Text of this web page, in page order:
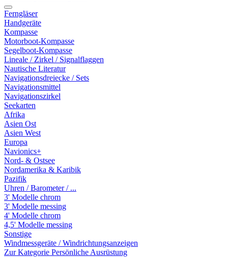
Ferngläser
Handgeräte
Kompasse
Motorboot-Kompasse
Segelboot-Kompasse
Lineale / Zirkel / Signalflaggen
Nautische Literatur
Navigationsdreiecke / Sets
Navigationsmittel
Navigationszirkel
Seekarten
Afrika
Asien Ost
Asien West
Europa
Navionics+
Nord- & Ostsee
Nordamerika & Karibik
Pazifik
Uhren / Barometer / ...
3' Modelle chrom
3' Modelle messing
4' Modelle chrom
4,5' Modelle messing
Sonstige
Windmessgeräte / Windrichtungsanzeigen
Zur Kategorie Persönliche Ausrüstung